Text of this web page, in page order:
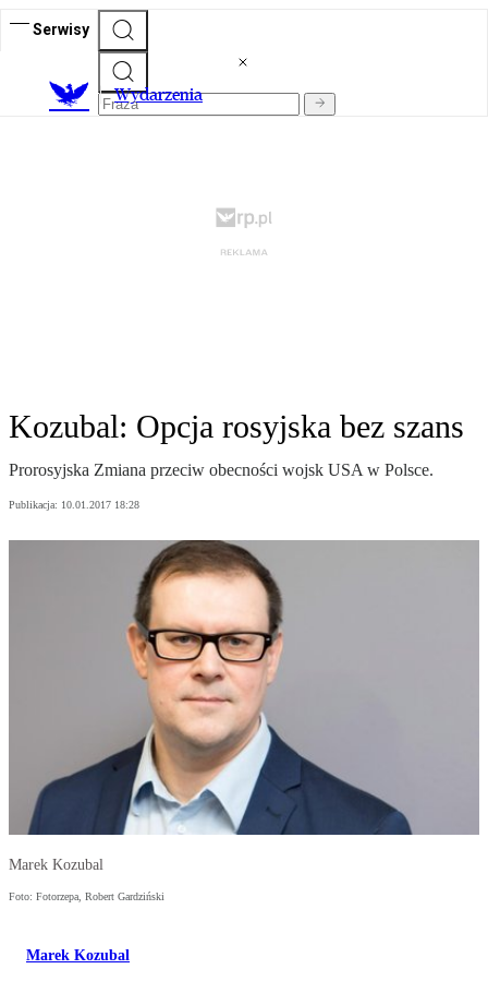
Serwisy
Wydarzenia
Kozubal: Opcja rosyjska bez szans
Prorosyjska Zmiana przeciw obecności wojsk USA w Polsce.
Publikacja: 10.01.2017 18:28
Marek Kozubal
Foto: Fotorzepa, Robert Gardziński
Marek Kozubal